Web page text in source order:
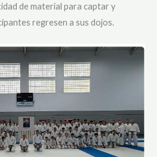
de material para captar y
regresen a sus dojos.